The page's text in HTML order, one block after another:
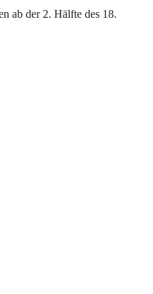
ab der 2. Hälfte des 18.